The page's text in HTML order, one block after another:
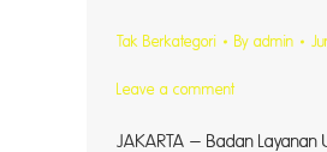
Tak Berkategori By admin
Leave a comment
JAKARTA – Badan